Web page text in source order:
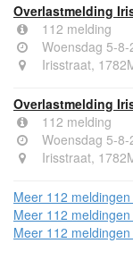
Overlastmelding
112 melding
Woensdag 5-
Irisstraat,
Overlastmelding
112 melding
Woensdag 5-
Irisstraat,
Meer 112
Meer 112
Meer 112